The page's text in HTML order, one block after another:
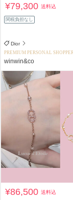
¥79,300送料込
関税負担なし
Dior
PREMIUM PERSONAL
winwin&co
¥86,500送料込